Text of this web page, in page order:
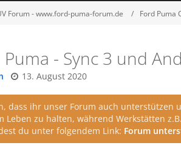
Forum - www.ford-puma-forum.de Ford Puma
Puma - Sync 3 und
13. August 2020
dass ihr unser Forum auch
Leben zu halten, während Werkstätten
du unter folgendem Link: Forum